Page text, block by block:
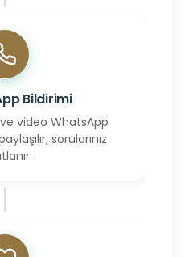
Bildirimi
video WhatsApp
sorularınız